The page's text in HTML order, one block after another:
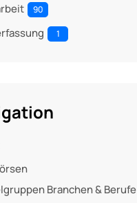
90
1
Branchen & Berufe